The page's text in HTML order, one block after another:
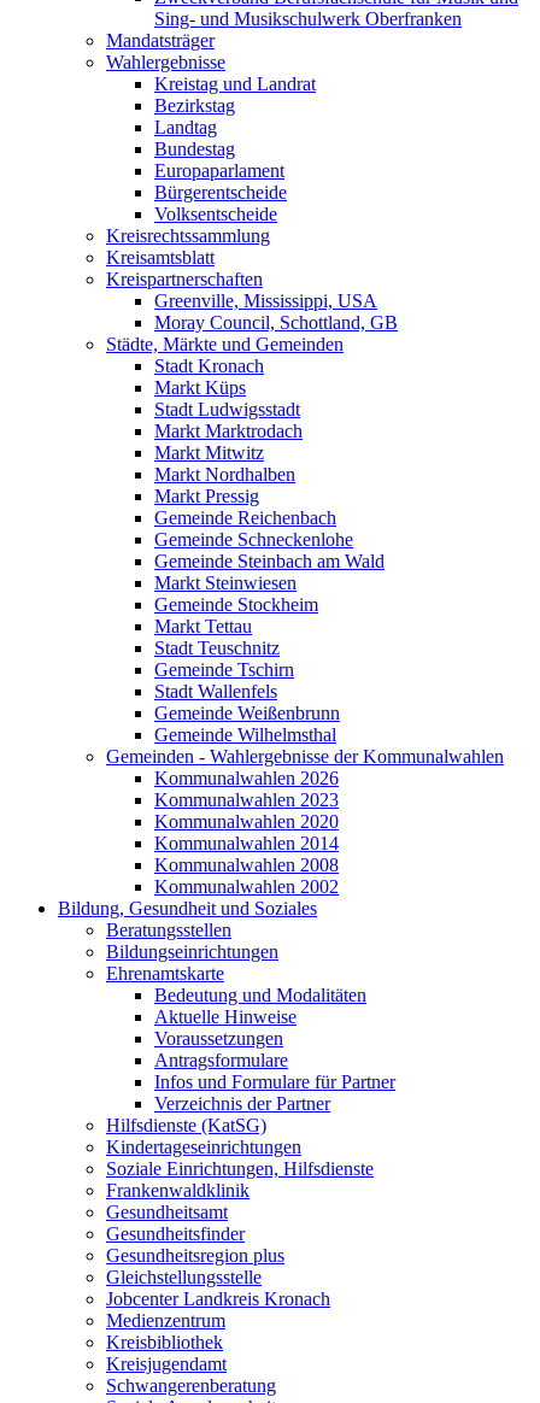
Sing- und Musikschulwerk Oberfranken
Mandatsträger
Wahlergebnisse
Kreistag und Landrat
Bezirkstag
Landtag
Bundestag
Europaparlament
Bürgerentscheide
Volksentscheide
Kreisrechtssammlung
Kreisamtsblatt
Kreispartnerschaften
Greenville, Mississippi, USA
Moray Council, Schottland, GB
Städte, Märkte und Gemeinden
Stadt Kronach
Markt Küps
Stadt Ludwigsstadt
Markt Marktrodach
Markt Mitwitz
Markt Nordhalben
Markt Pressig
Gemeinde Reichenbach
Gemeinde Schneckenlohe
Gemeinde Steinbach am Wald
Markt Steinwiesen
Gemeinde Stockheim
Markt Tettau
Stadt Teuschnitz
Gemeinde Tschirn
Stadt Wallenfels
Gemeinde Weißenbrunn
Gemeinde Wilhelmsthal
Gemeinden - Wahlergebnisse der Kommunalwahlen
Kommunalwahlen 2026
Kommunalwahlen 2023
Kommunalwahlen 2020
Kommunalwahlen 2014
Kommunalwahlen 2008
Kommunalwahlen 2002
Bildung, Gesundheit und Soziales
Beratungsstellen
Bildungseinrichtungen
Ehrenamtskarte
Bedeutung und Modalitäten
Aktuelle Hinweise
Voraussetzungen
Antragsformulare
Infos und Formulare für Partner
Verzeichnis der Partner
Hilfsdienste (KatSG)
Kindertageseinrichtungen
Soziale Einrichtungen, Hilfsdienste
Frankenwaldklinik
Gesundheitsamt
Gesundheitsfinder
Gesundheitsregion plus
Gleichstellungsstelle
Jobcenter Landkreis Kronach
Medienzentrum
Kreisbibliothek
Kreisjugendamt
Schwangerenberatung